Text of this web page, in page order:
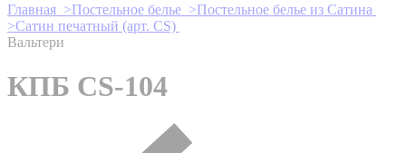
Главная >Постельное белье >Постельное белье из Сатина
>Сатин печатный (арт. СS)
Вальтери
КПБ CS-104